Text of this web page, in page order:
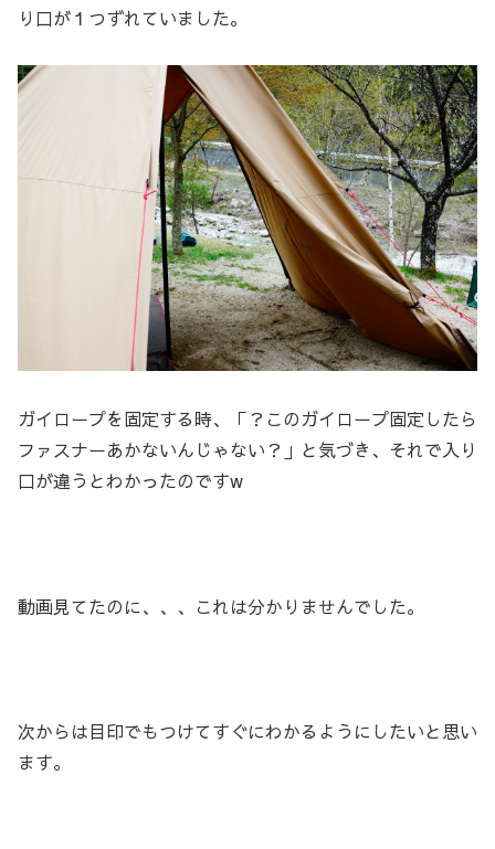
り口が１つずれていました。
ガイロープを固定する時、「？このガイロープ固定したら
ファスナーあかないんじゃない？」と気づき、それで入り
口が違うとわかったのですw
動画見てたのに、、、これは分かりませんでした。
次からは目印でもつけてすぐにわかるようにしたいと思い
ます。